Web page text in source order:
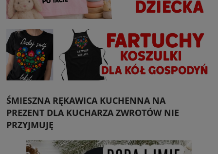
ŚMIESZNA RĘKAWICA KUCHENNA NA
PREZENT DLA KUCHARZA ZWROTÓW NIE
PRZYJMUJĘ